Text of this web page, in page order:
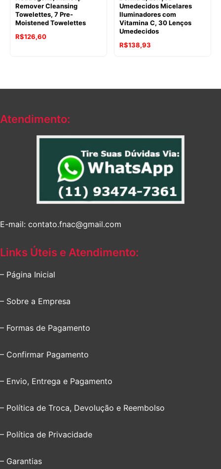
Remover Cleansing
Towelettes, 7 Pre-
Moistened Towelettes
R$126,60
Umedecidos Micelares
Iluminadores com
Vitamina C, 30 Lenços
Umedecidos
R$138,93
Atendimento:
E-mail: contato.fnac@gmail.com
Links Úteis e Atendimento:
– Página Inicial
– Sobre a Empresa
– Formas de Pagamento
– Confirmar Pagamento
– Envio, Entrega e Pagamento
– Política de Troca, Devolução e Reembolso
– Política de Privacidade
– Garantias